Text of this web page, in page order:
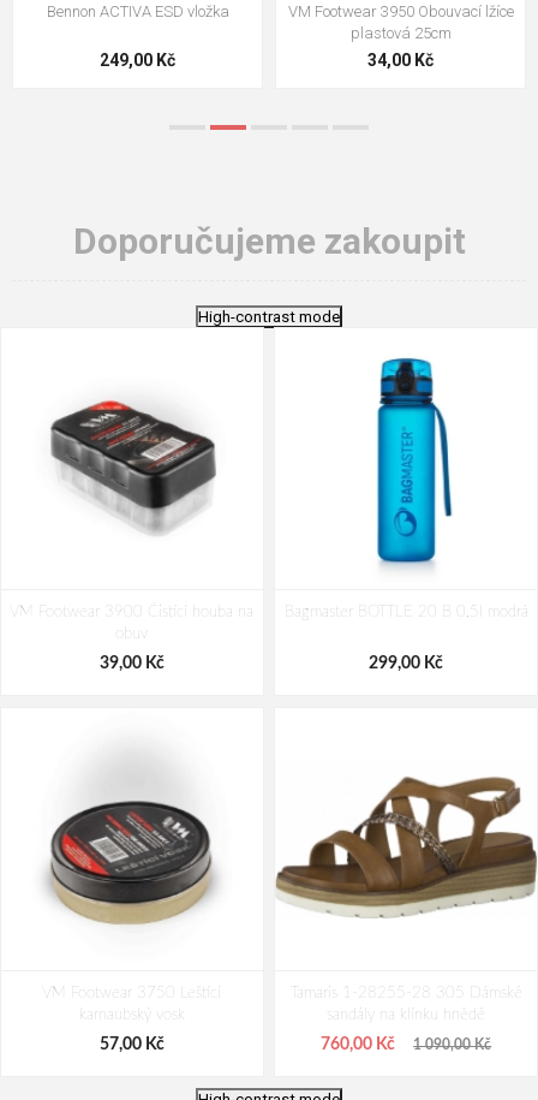
Bennon ACTIVA ESD vložka
249,00 Kč
VM Footwear 3950 Obouvací lžíce
plastová 25cm
34,00 Kč
Doporučujeme zakoupit
High-contrast mode
VM Footwear 3900 Čistící houba na
obuv
39,00 Kč
Bagmaster BOTTLE 20 B 0,5l modrá
299,00 Kč
VM Footwear 3750 Leštící
karnaubský vosk
57,00 Kč
Tamaris 1-28255-28 305 Dámské
sandály na klínku hnědé
760,00 Kč 1 090,00 Kč